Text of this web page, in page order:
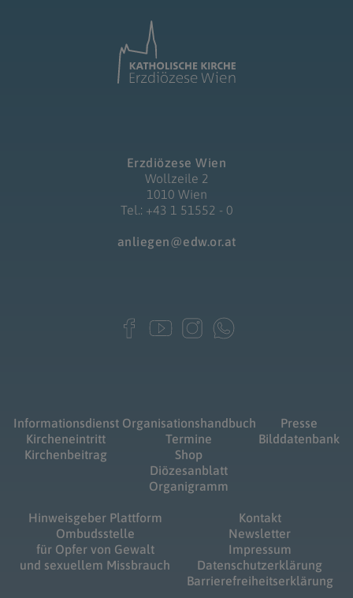
Erzdiözese Wien
Wollzeile 2
1010 Wien
Tel.: +43 1 51552 - 0
anliegen@edw.or.at
Informationsdienst
Kircheneintritt
Kirchenbeitrag
Organisationshandbuch
Termine
Shop
Diözesanblatt
Organigramm
Presse
Bilddatenbank
Hinweisgeber Plattform
Ombudsstelle
für Opfer von Gewalt
und sexuellem Missbrauch
Kontakt
Newsletter
Impressum
Datenschutzerklärung
Barrierefreiheitserklärung